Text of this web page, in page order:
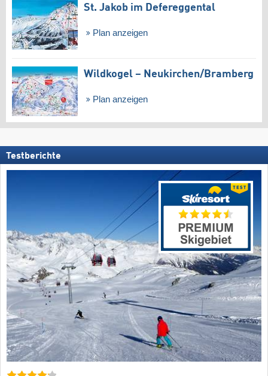
St. Jakob im Defereggental
Plan anzeigen
Wildkogel – Neukirchen/​Bramberg
Plan anzeigen
Testberichte